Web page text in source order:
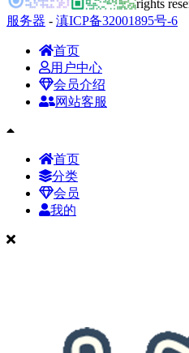
rights
服务器 - 滇ICP备32001895号-6
首页
用户中心
会员介绍
网站客服
首页
分类
会员
我的